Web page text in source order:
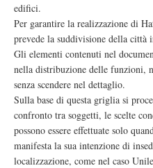
edifici.
Per garantire la realizzazione di
prevede la suddivisione della
Gli elementi contenuti nel
nella distribuzione delle funzioni,
senza scendere nel dettaglio.
Sulla base di questa griglia si
confronto tra soggetti, le scelte
possono essere effettuate solo
manifesta la sua intenzione di
localizzazione, come nel caso